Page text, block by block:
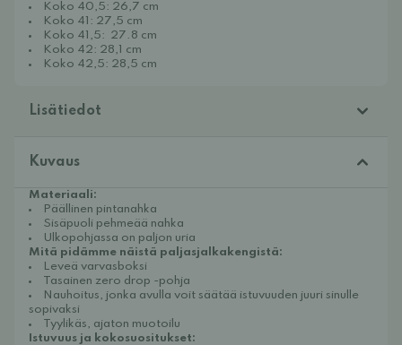
Koko 40,5: 26,7 cm
Koko 41: 27,5 cm
Koko 41,5: 27.8 cm
Koko 42: 28,1 cm
Koko 42,5: 28,5 cm
Lisätiedot
Kuvaus
Materiaali:
Päällinen pintanahka
Sisäpuoli pehmeää nahka
Ulkopohjassa on paljon uria
Mitä pidämme näistä paljasjalkakengistä:
Leveä varvasboksi
Tasainen zero drop -pohja
Nauhoitus, jonka avulla voit säätää istuvuuden juuri sinulle
sopivaksi
Tyylikäs, ajaton muotoilu
Istuvuus ja kokosuositukset: